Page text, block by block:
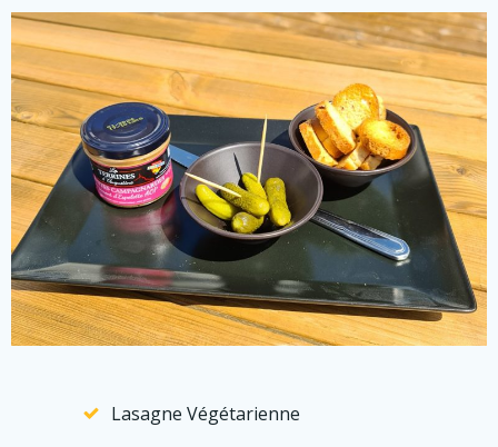
Lasagne Végétarienne